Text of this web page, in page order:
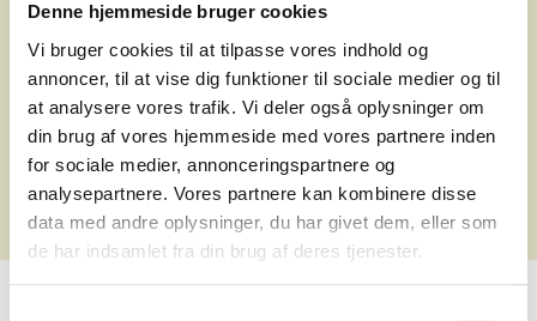
Denne hjemmeside bruger cookies
Vi bruger cookies til at tilpasse vores indhold og
annoncer, til at vise dig funktioner til sociale medier og til
at analysere vores trafik. Vi deler også oplysninger om
din brug af vores hjemmeside med vores partnere inden
for sociale medier, annonceringspartnere og
analysepartnere. Vores partnere kan kombinere disse
data med andre oplysninger, du har givet dem, eller som
de har indsamlet fra din brug af deres tjenester.
messeoplevelse for både udstillere og besøgende
bød Foodexpo i år på et nyt messekoncept.
Konceptet samlede branchen i faglige fællesskaber
Se mere her